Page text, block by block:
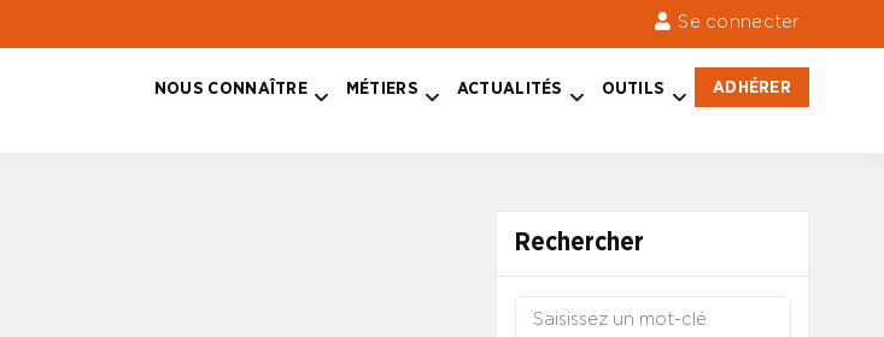
Se connecter
NOUS CONNAÎTRE MÉTIERS ACTUALITÉS OUTILS ADHÉRER
Rechercher